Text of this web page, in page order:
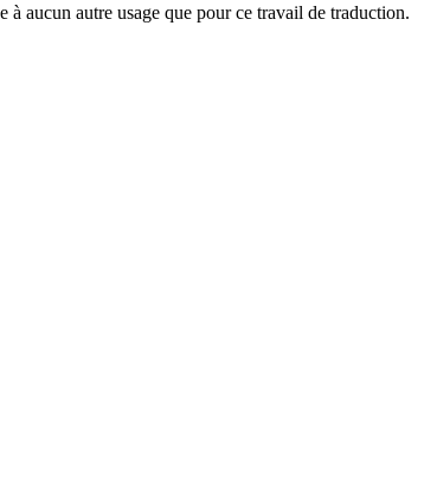
à aucun autre usage que pour ce travail de traduction.